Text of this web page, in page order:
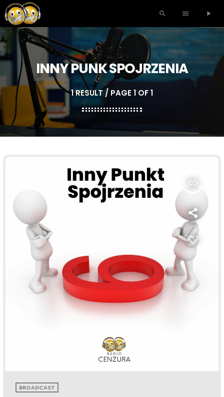
search menu play_arrow
INNY PUNK SPOJRZENIA
1 RESULT / PAGE 1 OF 1
insert_link
BROADCAST